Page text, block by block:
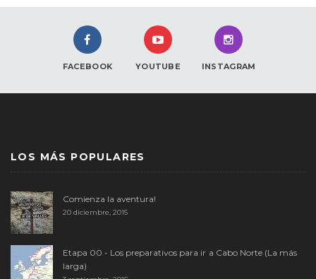
FACEBOOK YOUTUBE INSTAGRAM
LOS MÁS POPULARES
Comienza la aventura!
20 diciembre, 2015
Etapa 00 - Los preparativos para ir a Cabo Norte (La más
larga)